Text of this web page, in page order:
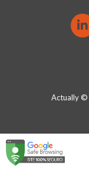
Actually ©